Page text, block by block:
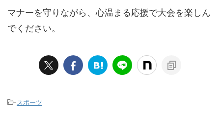
マナーを守りながら、心温まる応援で大会を楽しん
でください。
-スポーツ